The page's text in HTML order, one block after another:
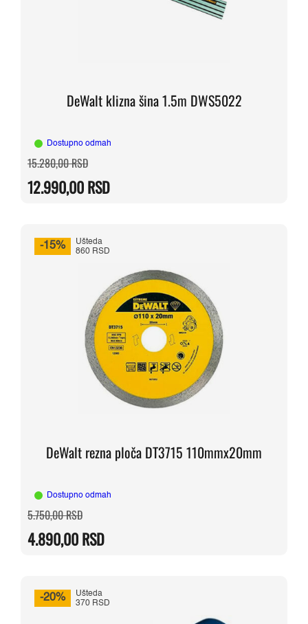
DeWalt klizna šina 1.5m DWS5022
Dostupno odmah
15.280,00RSDOriginalna
cena
bila:
15.280,00 RSD.
12.990,00RSD
Trenutna
cena
12.990,00 RSD.
-15%
Ušteda
860 RSD
DeWalt rezna ploča DT3715 110mmx20mm
Dostupno odmah
5.750,00RSDOriginalna
cena
bila:
5.750,00 RSD.
4.890,00RSD
Trenutna
cena
4.890,00 RSD.
-20%
Ušteda
370 RSD